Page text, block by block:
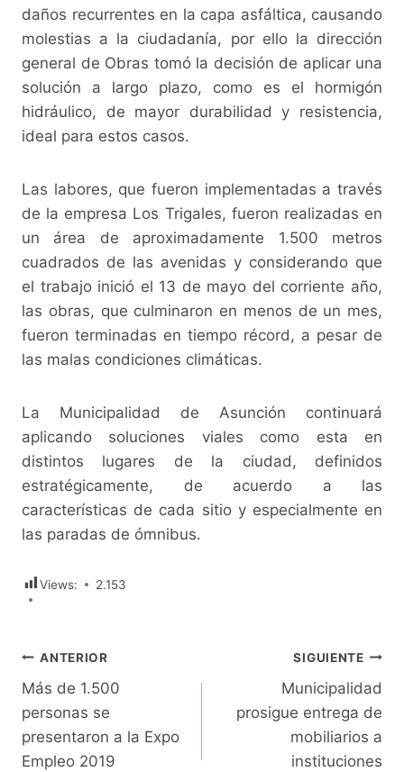
daños recurrentes en la capa asfáltica, causando
molestias a la ciudadanía, por ello la dirección
general de Obras tomó la decisión de aplicar una
solución a largo plazo, como es el hormigón
hidráulico, de mayor durabilidad y resistencia,
ideal para estos casos.
Las labores, que fueron implementadas a través
de la empresa Los Trigales, fueron realizadas en
un área de aproximadamente 1.500 metros
cuadrados de las avenidas y considerando que
el trabajo inició el 13 de mayo del corriente año,
las obras, que culminaron en menos de un mes,
fueron terminadas en tiempo récord, a pesar de
las malas condiciones climáticas.
La Municipalidad de Asunción continuará
aplicando soluciones viales como esta en
distintos lugares de la ciudad, definidos
estratégicamente, de acuerdo a las
características de cada sitio y especialmente en
las paradas de ómnibus.
Views: 2.153
Navegación
de
entradas
ANTERIOR
Más de 1.500
personas se
presentaron a la Expo
Empleo 2019
SIGUIENTE
Municipalidad
prosigue entrega de
mobiliarios a
instituciones